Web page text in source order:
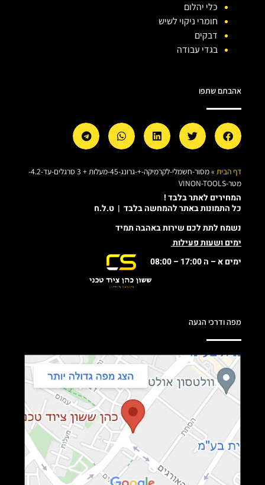
כלי יהלום
חומרי ניקוי לשיש
דבקים
בגדי עבודה
אהבתם שתפו
דף הבית »
מסור-חשמלי-לקרמיקה-+-גרונג-45-מעלות + 3 סרגלים-עד-4.2-
מטר-VINON-TOOLS
המחירים לאתר בלבד !
כל התמונות באתר להמחשה בלבד | ט.ל.ח
נשמח לתת לכם שירות באהבה תמיד
ימים ושעות פעילות
ימים א – ה 17:00 – 08:00
מפה ודרכי הגעה